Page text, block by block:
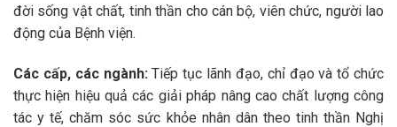
đời sống vật chất, tinh thần cho cán bộ, viên chức, người lao
động của Bệnh viện.
Các cấp, các ngành:Tiếp tục lãnh đạo, chỉ đạo và tổ chức
thực hiện hiệu quả các giải pháp nâng cao chất lượng công
tác y tế, chăm sóc sức khỏe nhân dân theo tinh thần Nghị